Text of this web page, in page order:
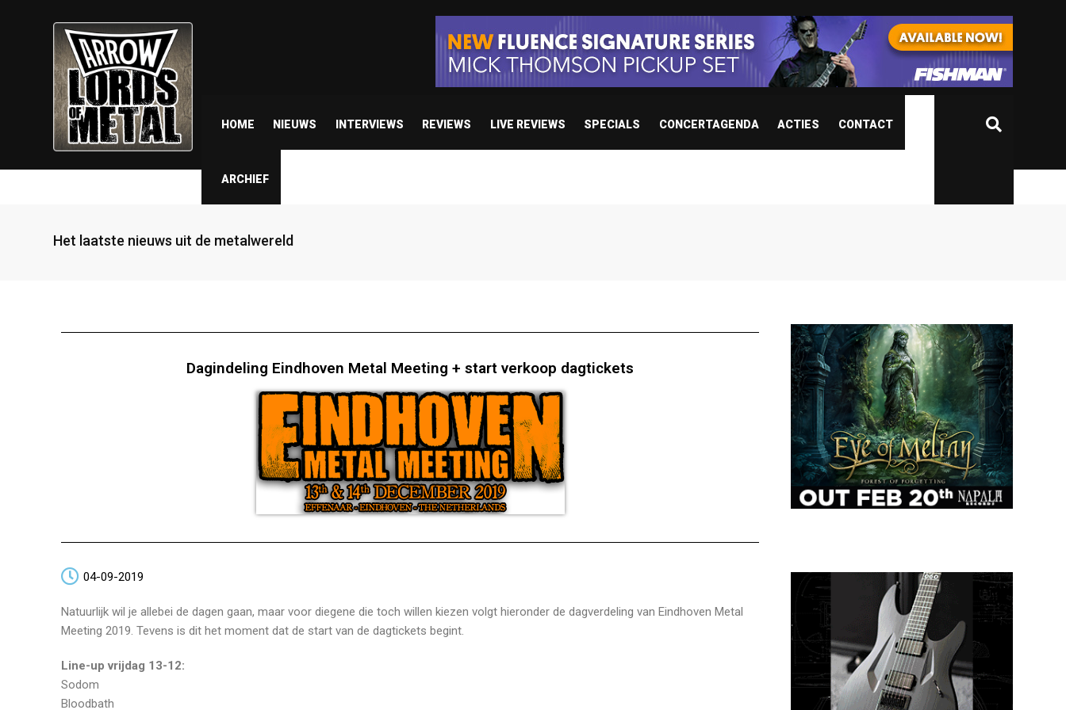
HOME NIEUWS INTERVIEWS REVIEWS LIVE REVIEWS SPECIALS CONCERTAGENDA ACTIES CONTACT
ARCHIEF
Het laatste nieuws uit de metalwereld
Dagindeling Eindhoven Metal Meeting + start verkoop dagtickets
04-09-2019
Natuurlijk wil je allebei de dagen gaan, maar voor diegene die toch willen kiezen volgt hieronder de dagverdeling van Eindhoven Metal
Meeting 2019. Tevens is dit het moment dat de start van de dagtickets begint.
Line-up vrijdag 13-12:
Sodom
Bloodbath